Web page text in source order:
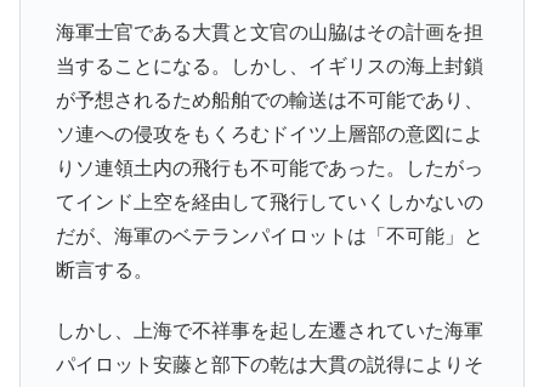
海軍士官である大貫と文官の山脇はその計画を担
当することになる。しかし、イギリスの海上封鎖
が予想されるため船舶での輸送は不可能であり、
ソ連への侵攻をもくろむドイツ上層部の意図によ
りソ連領土内の飛行も不可能であった。したがっ
てインド上空を経由して飛行していくしかないの
だが、海軍のベテランパイロットは「不可能」と
断言する。
しかし、上海で不祥事を起し左遷されていた海軍
パイロット安藤と部下の乾は大貫の説得によりそ